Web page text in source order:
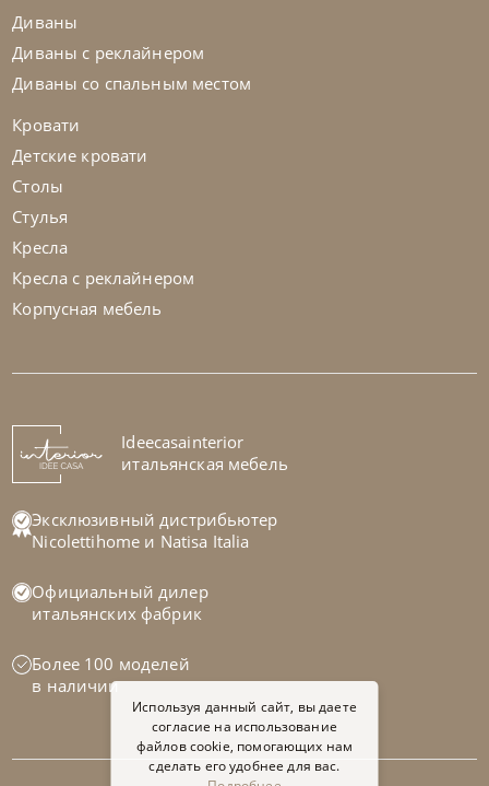
На заказ
Комод Dolcevita
На заказ 45-90 дн
Диваны
Диваны с реклайнером
Диваны со спальным местом
Кровати
Детские кровати
Столы
Стулья
Кресла
Кресла с реклайнером
Корпусная мебель
Ideecasainterior
итальянская мебель
Эксклюзивный дистрибьютер
Nicolettihome и Natisa Italia
Официальный дилер
итальянских фабрик
Более 100 моделей
в наличии
Используя данный сайт, вы даете
согласие на использование
файлов cookie, помогающих нам
сделать его удобнее для вас.